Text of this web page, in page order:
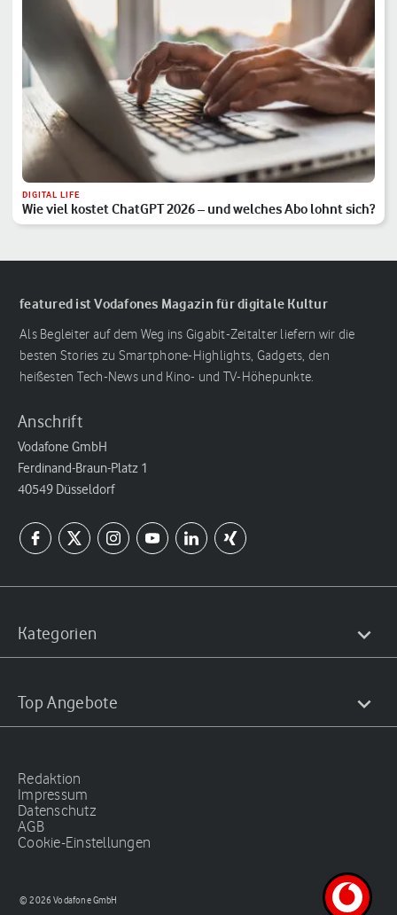
DIGITAL LIFE
Wie viel kostet ChatGPT 2026 – und welches Abo lohnt sich?
featured ist Vodafones Magazin für digitale Kultur
Als Begleiter auf dem Weg ins Gigabit-Zeitalter liefern wir die
besten Stories zu Smartphone-Highlights, Gadgets, den
heißesten Tech-News und Kino- und TV-Höhepunkte.
Anschrift
Vodafone GmbH
Ferdinand-Braun-Platz 1
40549 Düsseldorf
Kategorien
Top Angebote
Redaktion
Impressum
Datenschutz
AGB
Cookie-Einstellungen
© 2026 Vodafone GmbH